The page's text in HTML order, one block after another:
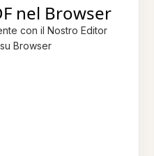
nel Browser
con il Nostro Editor
Browser